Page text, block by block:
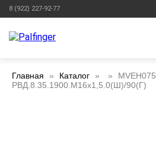
8 (922) 227-92-77
Главная Каталог
MVEH075
РВД.8.35.1900.М16х1,5.0(Ш)/90(Г)